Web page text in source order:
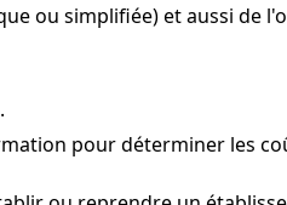
ou simplifiée) et aussi de
pour déterminer les